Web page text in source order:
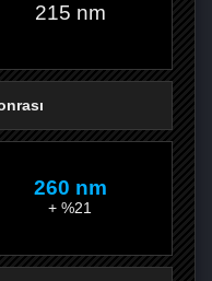
215 nm
260 nm
+ %21